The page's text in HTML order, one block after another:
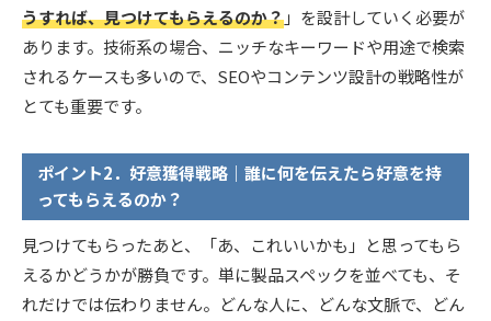
うすれば、見つけてもらえるのか？」を設計していく必要が
あります。技術系の場合、ニッチなキーワードや用途で検索
されるケースも多いので、SEOやコンテンツ設計の戦略性が
とても重要です。
ポイント2．好意獲得戦略｜誰に何を伝えたら好意を持
ってもらえるのか？
見つけてもらったあと、「あ、これいいかも」と思ってもら
えるかどうかが勝負です。単に製品スペックを並べても、そ
れだけでは伝わりません。どんな人に、どんな文脈で、どん